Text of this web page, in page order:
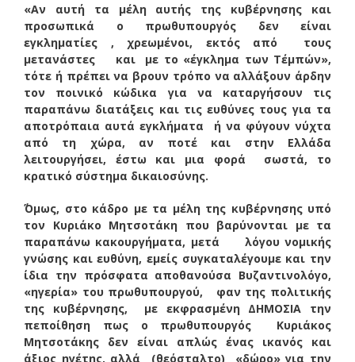
«Αν αυτή τα μέλη αυτής της κυβέρνησης και
προσωπικά ο πρωθυπουργός δεν είναι
εγκληματίες , χρεωμένοι, εκτός από τους
μετανάστες και με το «έγκλημα των Τέμπών»,
τότε ή πρέπει να βρουν τρόπο να αλλάξουν άρδην
τον ποινικό κώδικα για να καταργήσουν τις
παραπάνω διατάξεις και τις ευθύνες τους για τα
αποτρόπαια αυτά εγκλήματα ή να φύγουν νύχτα
από τη χώρα, αν ποτέ και στην Ελλάδα
λειτουργήσει, έστω και μια φορά σωστά, το
κρατικό σύστημα δικαιοσύνης.
΄Όμως, στο κάδρο με τα μέλη της κυβέρνησης υπό
τον Κυριάκο Μητσοτάκη που βαρύνονται με τα
παραπάνω κακουργήματα, μετά λόγου νομικής
γνώσης και ευθύνη, εμείς συγκαταλέγουμε και την
ίδια την πρόσφατα αποθανούσα Βυζαντινολόγο,
«ηγερία» του πρωθυπουργού, φαν της πολιτικής
της κυβέρνησης, με εκφρασμένη ΔΗΜΟΣΙΑ την
πεποίθηση πως ο πρωθυπουργός Κυριάκος
Μητσοτάκης δεν είναι απλώς ένας ικανός και
άξιος ηγέτης, αλλά (θεόσταλτο) «δώρο» για την